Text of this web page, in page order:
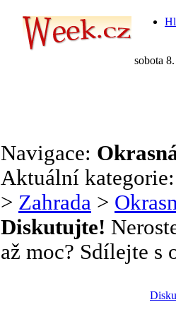
sobota
Navigace:
Aktuální
> Zahrada >
Diskutujte!
až moc? Sdílejte s